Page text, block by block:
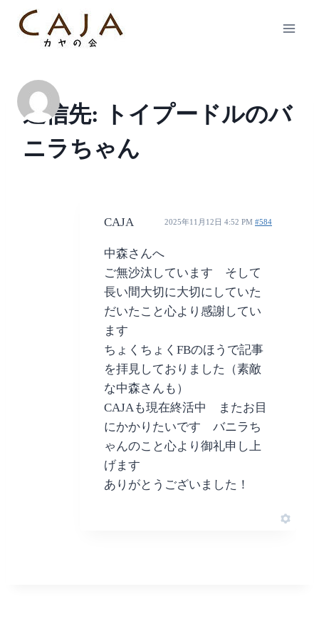
返信先: トイプードルのバ
ニラちゃん
CAJA 2025年11月12日 4:52 PM #584
中森さんへ
ご無沙汰しています そして
長い間大切に大切にしていた
だいたこと心より感謝してい
ます
ちょくちょくFBのほうで記事
を拝見しておりました（素敵
な中森さんも）
CAJAも現在終活中 またお目
にかかりたいです バニラち
ゃんのこと心より御礼申し上
げます
ありがとうございました！